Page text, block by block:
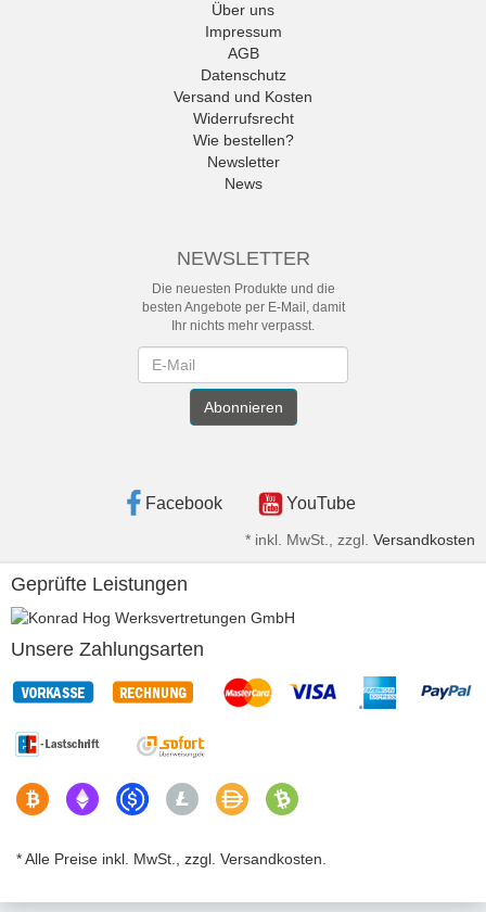
Über uns
Impressum
AGB
Datenschutz
Versand und Kosten
Widerrufsrecht
Wie bestellen?
Newsletter
News
NEWSLETTER
Die neuesten Produkte und die
besten Angebote per E-Mail, damit
Ihr nichts mehr verpasst.
Abonnieren
Facebook YouTube
* inkl. MwSt., zzgl. Versandkosten
Geprüfte Leistungen
Unsere Zahlungsarten
* Alle Preise inkl. MwSt., zzgl. Versandkosten.